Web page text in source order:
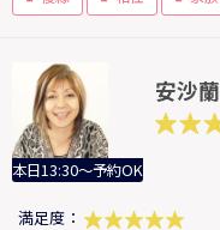
本日13:30～予約OK
安沙蘭
満足度：